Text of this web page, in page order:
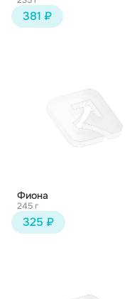
381 ₽
Фиона
245 г
325 ₽